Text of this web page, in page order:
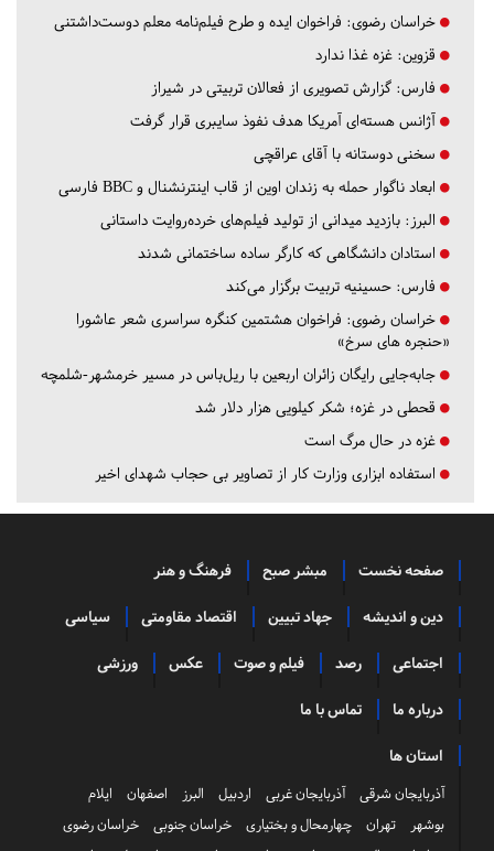
خراسان رضوی: فراخوان ایده و طرح فیلم‌نامه معلم دوست‌داشتنی
قزوین: غزه غذا ندارد
فارس: گزارش تصویری از فعالان تربیتی در شیراز
آژانس هسته‌ای آمریکا هدف نفوذ سایبری قرار گرفت
سخنی دوستانه با آقای عراقچی
ابعاد ناگوار حمله به زندان اوین از قاب اینترنشنال و BBC فارسی
البرز: بازدید میدانی از تولید فیلم‌های خرده‌روایت داستانی
استادان دانشگاهی که کارگر ساده ساختمانی شدند
فارس: حسینیه تربیت برگزار می‌کند
خراسان رضوی: فراخوان هشتمین کنگره سراسری شعر عاشورا
«حنجره های سرخ»
جابه‌جایی رایگان زائران اربعین با ریل‌باس در مسیر خرمشهر-شلمچه
قحطی در غزه؛ شکر کیلویی هزار دلار شد
غزه در حال مرگ است
استفاده ابزاری وزارت کار از تصاویر بی حجاب شهدای اخیر
صفحه نخست مبشر صبح فرهنگ و هنر
دین و اندیشه جهاد تبیین اقتصاد مقاومتی سیاسی
اجتماعی رصد فیلم و صوت عکس ورزشی
درباره ما تماس با ما
استان ها
آذربایجان شرقی آذربایجان غربی اردبیل البرز اصفهان
ایلام
بوشهر
تهران چهارمحال و بختیاری خراسان جنوبی
خراسان رضوی